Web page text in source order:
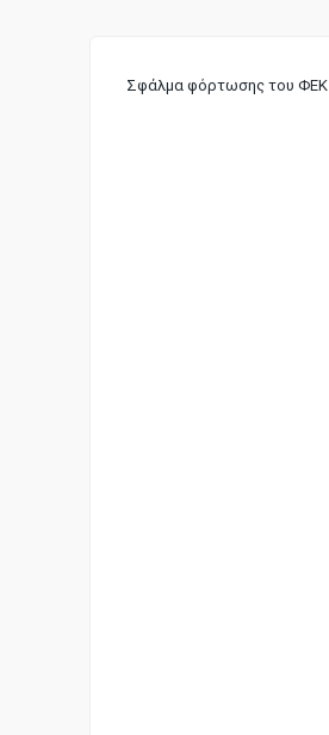
Σφάλμα φόρτωσης του ΦΕΚ